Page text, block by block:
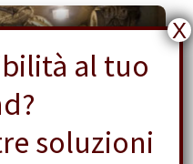
al tuo
soluzioni
X